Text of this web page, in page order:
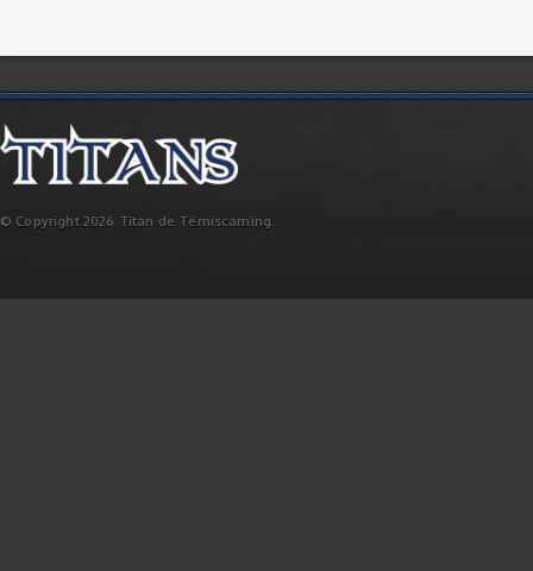
© Copyright 2026 Titan de Témiscaming.